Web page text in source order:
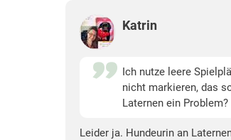
Katrin
Ich nutze leere
nicht markieren, das
Laternen ein
Leider ja. Hundeurin an